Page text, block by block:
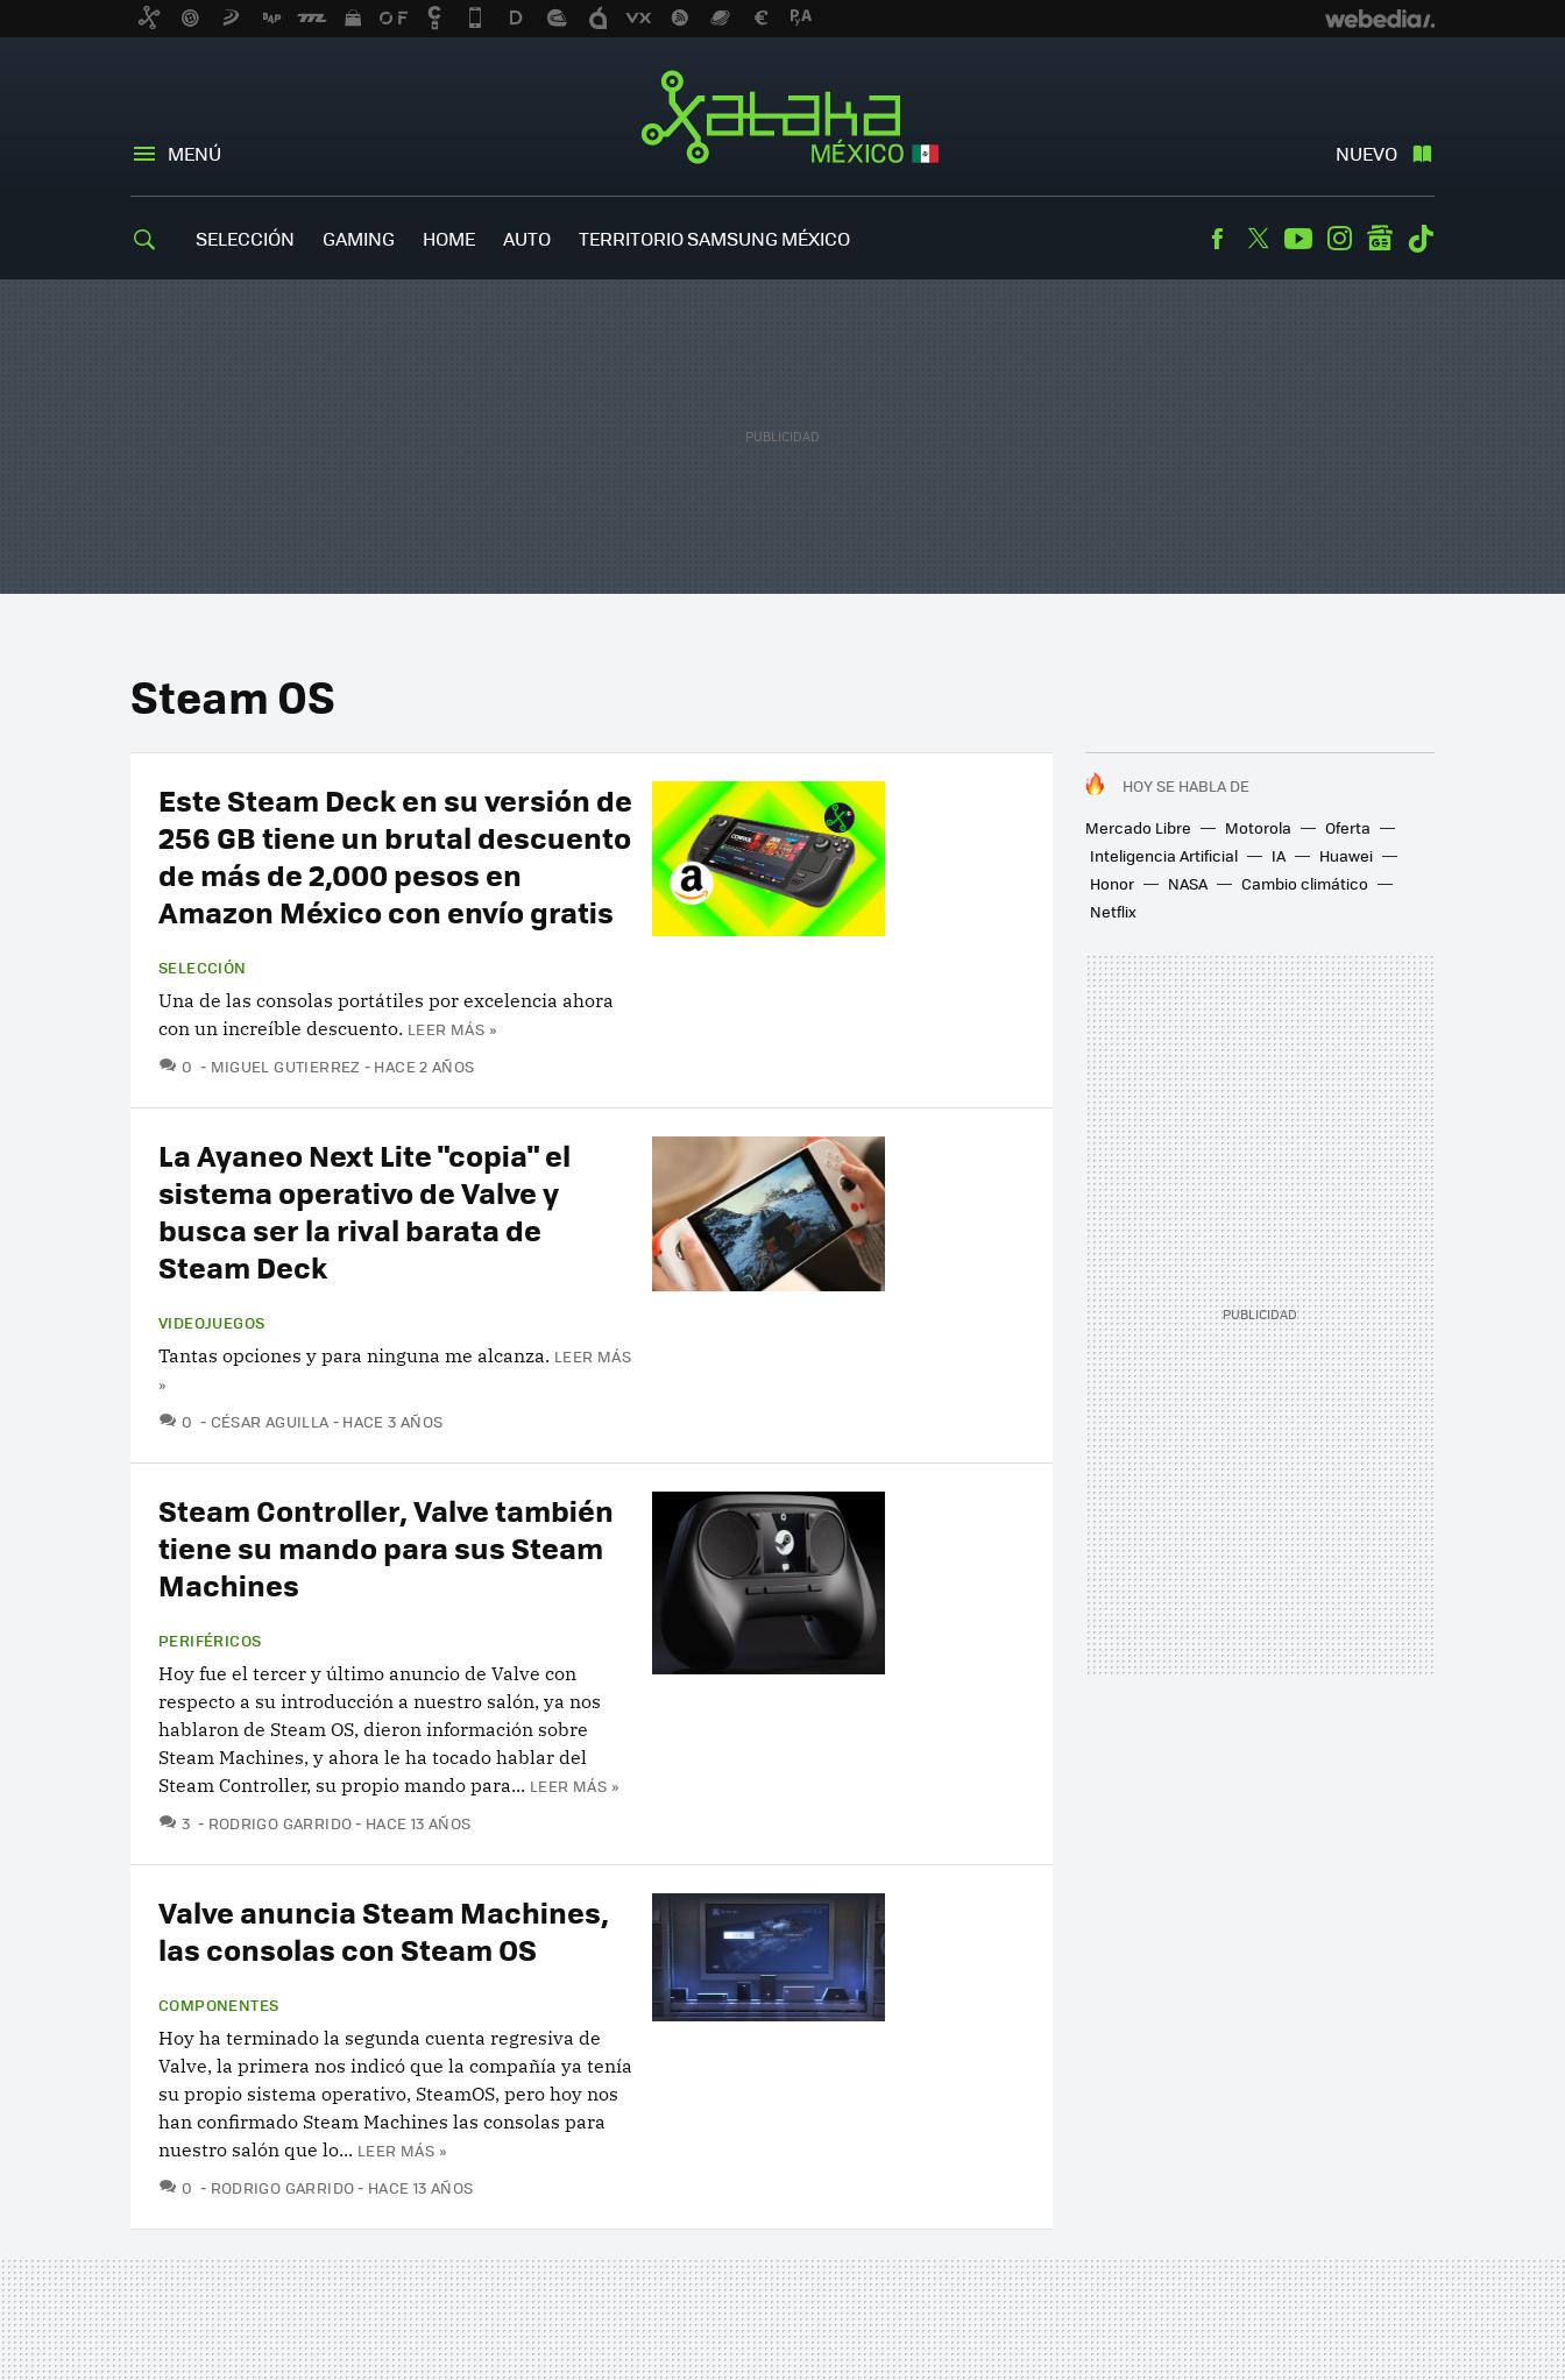
MENÚ NUEVO
SELECCIÓN GAMING HOME AUTO TERRITORIO SAMSUNG MÉXICO Facebook
TwitterYoutubeInstagramgooglenews
Steam OS
HOY SE HABLA DE
Mercado Libre
Motorola
Oferta
Inteligencia Artificial
IA
Huawei
Honor
NASA
Cambio climático
Netflix
Este Steam Deck en su versión de
256 GB tiene un brutal descuento
de más de 2,000 pesos en
Amazon México con envío gratis
SELECCIÓN
Una de las consolas portátiles por excelencia ahora
con un increíble descuento. LEER MÁS »
0 COMENTARIOS
MIGUEL GUTIERREZ HACE 2 AÑOS
La Ayaneo Next Lite "copia" el
sistema operativo de Valve y
busca ser la rival barata de
Steam Deck
VIDEOJUEGOS
Tantas opciones y para ninguna me alcanza. LEER MÁS
»
0 COMENTARIOS
CÉSAR AGUILLA HACE 3 AÑOS
Steam Controller, Valve también
tiene su mando para sus Steam
Machines
PERIFÉRICOS
Hoy fue el tercer y último anuncio de Valve con
respecto a su introducción a nuestro salón, ya nos
hablaron de Steam OS, dieron información sobre
Steam Machines, y ahora le ha tocado hablar del
Steam Controller, su propio mando para... LEER MÁS »
3 COMENTARIOS
RODRIGO GARRIDO HACE 13 AÑOS
Valve anuncia Steam Machines,
las consolas con Steam OS
COMPONENTES
Hoy ha terminado la segunda cuenta regresiva de
Valve, la primera nos indicó que la compañía ya tenía
su propio sistema operativo, SteamOS, pero hoy nos
han confirmado Steam Machines las consolas para
nuestro salón que lo... LEER MÁS »
0 COMENTARIOS
RODRIGO GARRIDO HACE 13 AÑOS